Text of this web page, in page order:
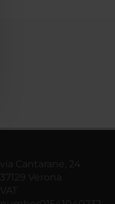
via Cantarane, 24
37129 Verona
VAT